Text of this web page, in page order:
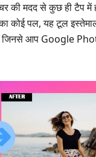
की मदद से कुछ ही टैप में
का कोई पल, यह टूल
आप Google